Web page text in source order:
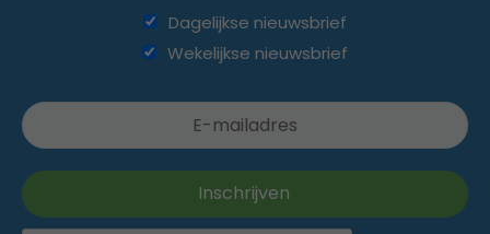
Dagelijkse nieuwsbrief
Wekelijkse nieuwsbrief